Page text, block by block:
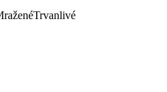
Trvanlivé